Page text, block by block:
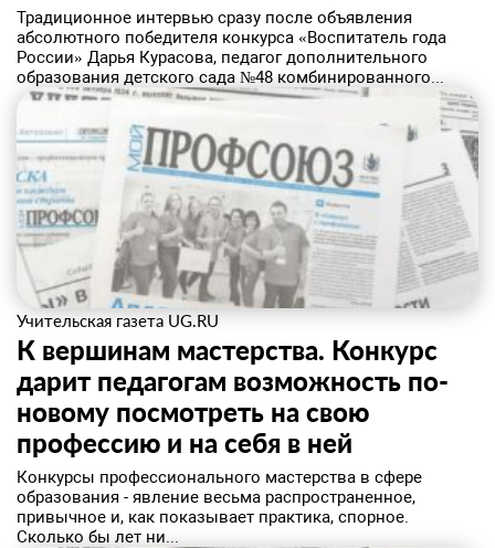
​Традиционное интервью сразу после объявления
абсолютного победителя конкурса «Воспитатель года
России» Дарья Курасова, педагог дополнительного
образования детского сада №48 комбинированного...
Учительская газета UG.RU
К вершинам мастерства. Конкурс
дарит педагогам возможность по-
новому посмотреть на свою
профессию и на себя в ней
Конкурсы профессионального мастерства в сфере
образования - явление весьма распространенное,
привычное и, как показывает практика, спорное.
Сколько бы лет ни...